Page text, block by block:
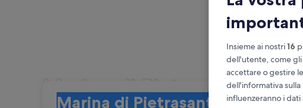
Marina di Pietrasanta:
Marina di Pietrasanta
Insieme ai nostri16
dell'utente, come gli
accettare o gestire
dell'informativa
influenzeranno i dati